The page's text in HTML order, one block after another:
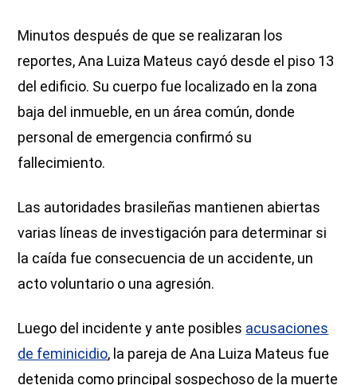
Minutos después de que se realizaran los
reportes, Ana Luiza Mateus cayó desde el piso 13
del edificio. Su cuerpo fue localizado en la zona
baja del inmueble, en un área común, donde
personal de emergencia confirmó su
fallecimiento.
Las autoridades brasileñas mantienen abiertas
varias líneas de investigación para determinar si
la caída fue consecuencia de un accidente, un
acto voluntario o una agresión.
Luego del incidente y ante posibles acusaciones
de feminicidio, la pareja de Ana Luiza Mateus fue
detenida como principal sospechoso de la muerte